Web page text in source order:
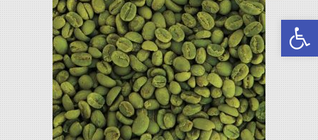
פתח סרגל נגישות